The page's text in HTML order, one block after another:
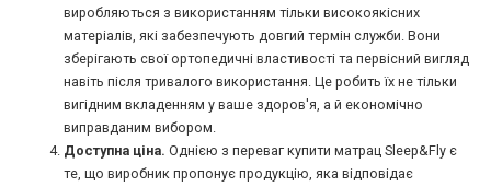
виробляються з використанням тільки високоякісних
матеріалів, які забезпечують довгий термін служби. Вони
зберігають свої ортопедичні властивості та первісний вигляд
навіть після тривалого використання. Це робить їх не тільки
вигідним вкладенням у ваше здоров'я, а й економічно
виправданим вибором.
Доступна ціна. Однією з переваг купити матрац Sleep&Fly є
те, що виробник пропонує продукцію, яка відповідає